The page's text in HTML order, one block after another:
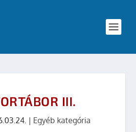
III.
| Egyéb kategória